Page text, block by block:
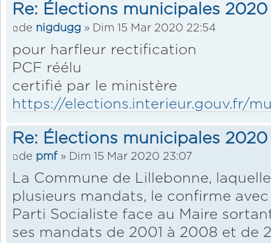
Re: Élections municipales
de nigdugg » Dim 15 Mar 2020 22:54
pour harfleur rectification
PCF réélu
certifié par le ministère
https://elections.interieur.gouv.fr/
Re: Élections municipales
de pmf» Dim 15 Mar 2020 23:07
La Commune de Lillebonne,
plusieurs mandats, le confirme
Parti Socialiste face au Maire
ses mandats de 2001 à 2008 et de